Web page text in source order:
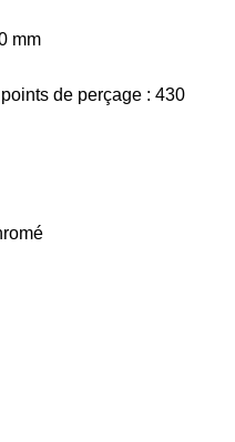
mm
de perçage : 430